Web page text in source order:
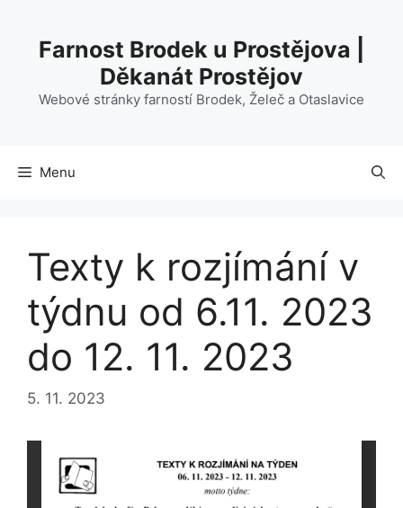
obsahFarnost Brodek u Prostějova |
Děkanát Prostějov
Webové stránky farností Brodek, Želeč a Otaslavice
Menu
Texty k rozjímání v
týdnu od 6.11. 2023
do 12. 11. 2023
5. 11. 2023